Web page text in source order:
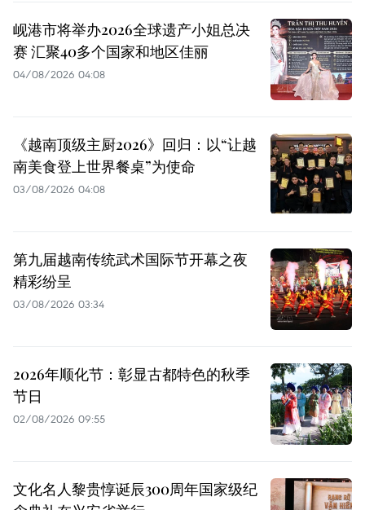
岘港市将举办2026全球遗产小姐总决
赛 汇聚40多个国家和地区佳丽
04/08/2026 04:08
《越南顶级主厨2026》回归：以“让越
南美食登上世界餐桌”为使命
03/08/2026 04:08
第九届越南传统武术国际节开幕之夜
精彩纷呈
03/08/2026 03:34
2026年顺化节：彰显古都特色的秋季
节日
02/08/2026 09:55
文化名人黎贵惇诞辰300周年国家级纪